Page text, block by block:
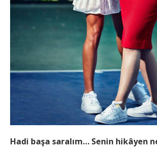
Hadi başa saralım… Senin hikâyen